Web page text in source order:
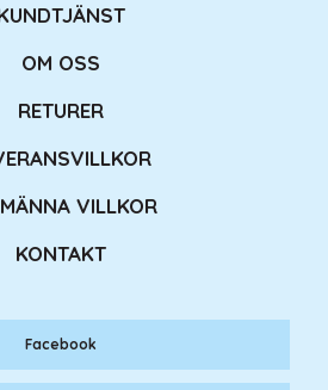
OM OSS
RETURER
VILLKOR
KONTAKT